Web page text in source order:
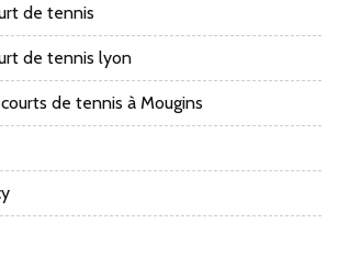
de tennis
de tennis lyon
de tennis à Mougins